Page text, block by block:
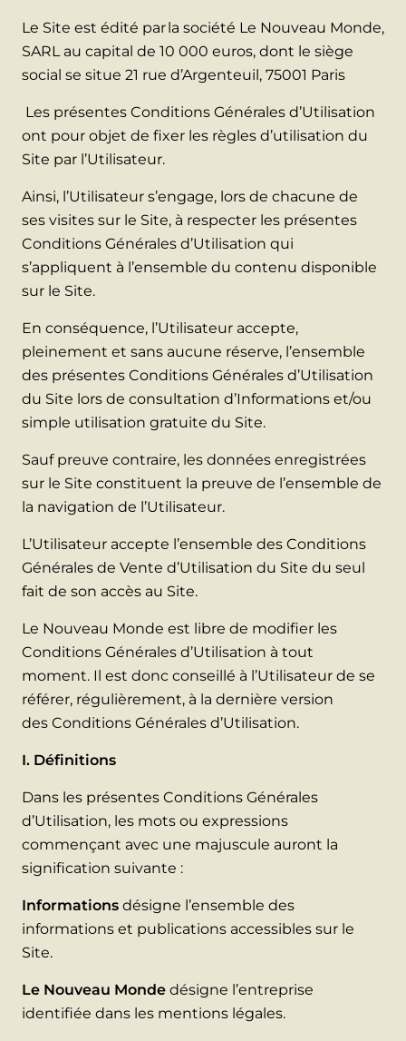
Le Site est édité par la société Le Nouveau Monde,
SARL au capital de 10 000 euros, dont le siège
social se situe 21 rue d’Argenteuil, 75001 Paris
Les présentes Conditions Générales d’Utilisation
ont pour objet de fixer les règles d’utilisation du
Site par l’Utilisateur.
Ainsi, l’Utilisateur s’engage, lors de chacune de
ses visites sur le Site, à respecter les présentes
Conditions Générales d’Utilisation qui
s’appliquent à l’ensemble du contenu disponible
sur le Site.
En conséquence, l’Utilisateur accepte,
pleinement et sans aucune réserve, l’ensemble
des présentes Conditions Générales d’Utilisation
du Site lors de consultation d’Informations et/ou
simple utilisation gratuite du Site.
Sauf preuve contraire, les données enregistrées
sur le Site constituent la preuve de l’ensemble de
la navigation de l’Utilisateur.
L’Utilisateur accepte l’ensemble des Conditions
Générales de Vente d’Utilisation du Site du seul
fait de son accès au Site.
Le Nouveau Monde est libre de modifier les
Conditions Générales d’Utilisation à tout
moment. Il est donc conseillé à l’Utilisateur de se
référer, régulièrement, à la dernière version
des Conditions Générales d’Utilisation.
I. Définitions
Dans les présentes Conditions Générales
d’Utilisation, les mots ou expressions
commençant avec une majuscule auront la
signification suivante :
Informations désigne l’ensemble des
informations et publications accessibles sur le
Site.
Le Nouveau Monde désigne l’entreprise
identifiée dans les mentions légales.